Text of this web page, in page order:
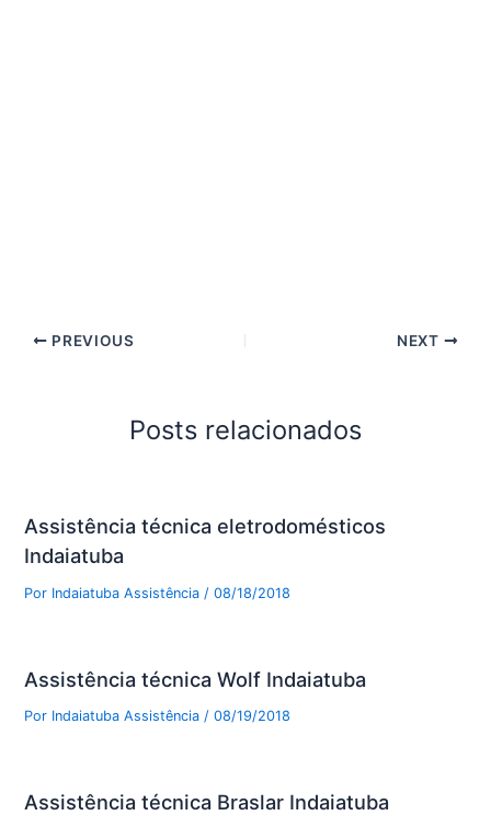
PREVIOUS NEXT
Posts relacionados
Assistência técnica eletrodomésticos
Indaiatuba
Por Indaiatuba Assistência/08/18/2018
Assistência técnica Wolf Indaiatuba
Por Indaiatuba Assistência/08/19/2018
Assistência técnica Braslar Indaiatuba